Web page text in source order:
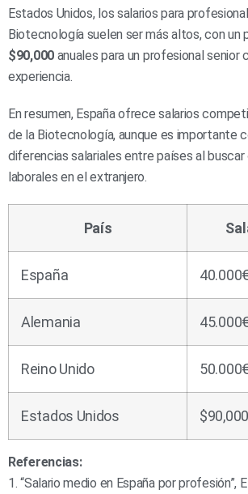
Estados Unidos, los salarios para
Biotecnología suelen ser más altos, con un
$90,000anuales para un profesional senior
experiencia.
En resumen, España ofrece salarios
de la Biotecnología, aunque es importante
diferencias salariales entre países al
laborales en el extranjero.
País
España
Alemania
Reino Unido
Estados Unidos $90,000
Referencias:
1. “Salario medio en España por profesión”,